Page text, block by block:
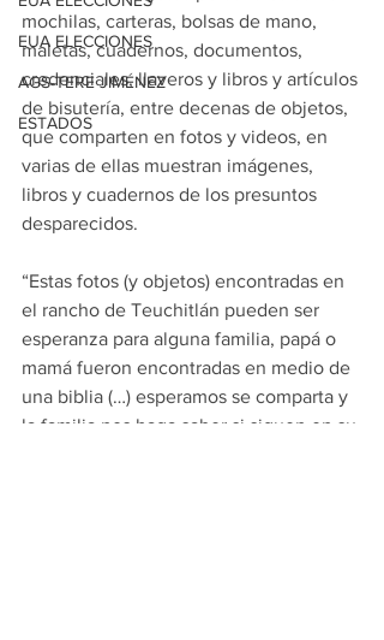
EUA ELECCIONES
AGS-TERE JIMÉNEZ
ESTADOS
mochilas, carteras, bolsas de mano,
maletas, cuadernos, documentos,
credenciales, llaveros y libros y artículos
de bisutería, entre decenas de objetos,
que comparten en fotos y videos, en
varias de ellas muestran imágenes,
libros y cuadernos de los presuntos
desparecidos.
“Estas fotos (y objetos) encontradas en
el rancho de Teuchitlán pueden ser
esperanza para alguna familia, papá o
mamá fueron encontradas en medio de
una biblia (…) esperamos se comparta y
la familia nos haga saber si siguen en su